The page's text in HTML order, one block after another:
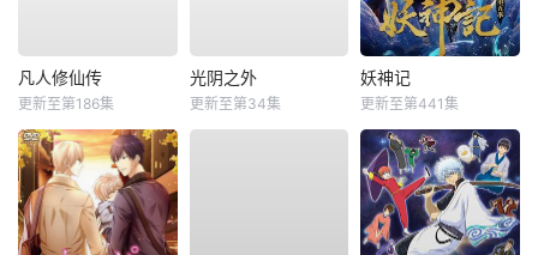
凡人修仙传
更新至第186集
光阴之外
更新至第34集
妖神记
更新至第441集